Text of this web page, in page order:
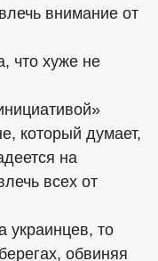
внимание от
что хуже не
который думает,
на
всех от
украинцев, то
обвиняя